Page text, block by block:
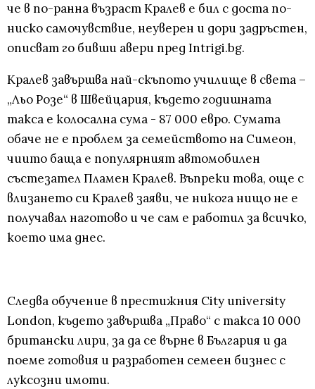
че в по-ранна възраст Кралев е бил с доста по-
ниско самочувствие, неуверен и дори задръстен,
описват го бивши авери пред Intrigi.bg.
Кралев завършва най-скъпото училище в света –
„Льо Розе“ в Швейцария, където годишната
такса е колосална сума - 87 000 евро. Сумата
обаче не е проблем за семейството на Симеон,
чиито баща е популярният автомобилен
състезател Пламен Кралев. Въпреки това, още с
влизането си Кралев заяви, че никога нищо не е
получавал наготово и че сам е работил за всичко,
което има днес.
Следва обучение в престижния City university
London, където завършва „Право“ с такса 10 000
британски лири, за да се върне в България и да
поеме готовия и разработен семеен бизнес с
луксозни имоти.